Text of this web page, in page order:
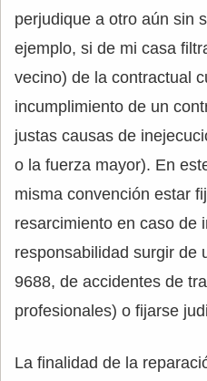
perjudique a otro aún sin
ejemplo, si de mi casa
vecino) de la contractual
incumplimiento de un
justas causas de
o la fuerza mayor). En
misma convención estar
resarcimiento en caso de
responsabilidad surgir de
9688, de accidentes de
profesionales) o fijarse
La finalidad de la